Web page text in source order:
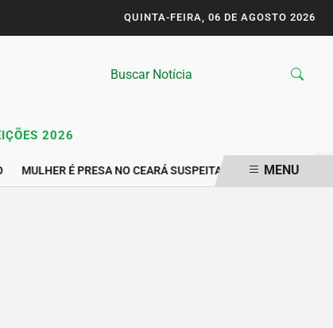
QUINTA-FEIRA, 06 DE AGOSTO 2026
2026
MULHER É PRESA NO CEARÁ SUSPEITA DE GRAVAR VÍDEO
MENU